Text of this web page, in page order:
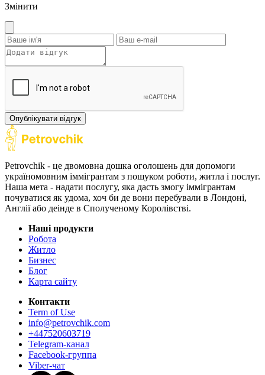
Змінити
Опублікувати відгук
Petrovchik - це двомовна дошка оголошень для допомоги
україномовним іммігрантам з пошуком роботи, житла і послуг.
Наша мета - надати послугу, яка дасть змогу іммігрантам
почуватися як удома, хоч би де вони перебували в Лондоні,
Англії або деінде в Сполученому Королівстві.
Наші продукти
Робота
Житло
Бизнес
Блог
Карта сайту
Контакти
Term of Use
info@petrovchik.com
+447520603719
Telegram-канал
Facebook-группа
Viber-чат